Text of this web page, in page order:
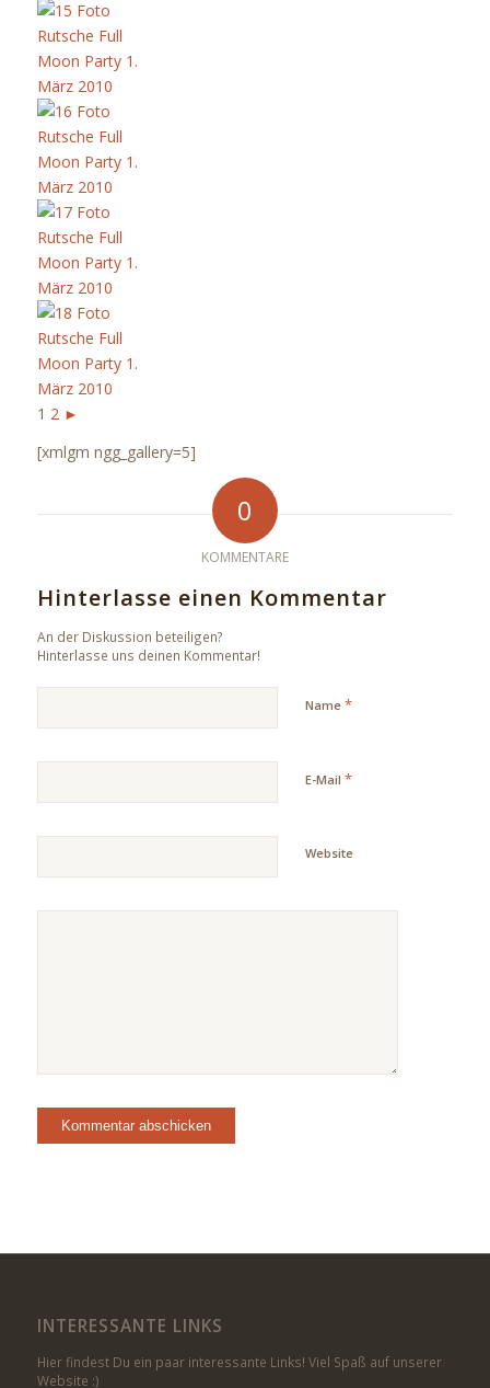
1 2 ►
[xmlgm ngg_gallery=5]
0
KOMMENTARE
Hinterlasse einen Kommentar
An der Diskussion beteiligen?
Hinterlasse uns deinen Kommentar!
Name *
E-Mail *
Website
INTERESSANTE LINKS
Hier findest Du ein paar interessante Links! Viel Spaß auf unserer
Website :)